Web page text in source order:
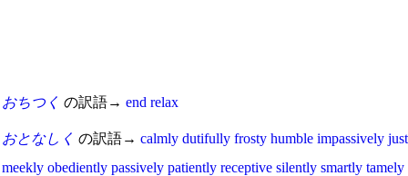
おちつく の訳語→ end relax
おとなしく の訳語→ calmly dutifully frosty humble impassively just
meekly obediently passively patiently receptive silently smartly tamely